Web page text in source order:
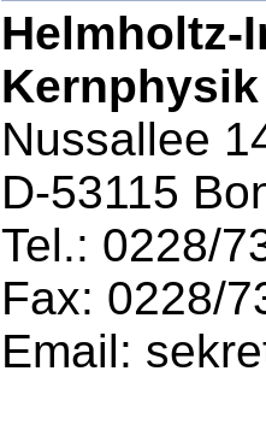
Helmholtz-
Kernphysik
Nussallee
D-53115
Tel.: 0228/
Fax: 0228/
Email: